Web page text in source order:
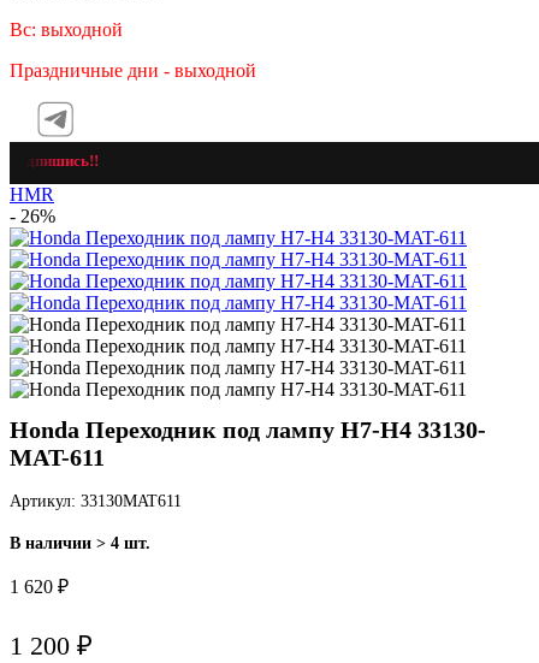
Вс: выходной
Праздничные дни - выходной
HMR
- 26%
Honda Переходник под лампу H7-H4 33130-
MAT-611
Артикул: 33130MAT611
В наличии > 4 шт.
1 620 ₽
1 200 ₽